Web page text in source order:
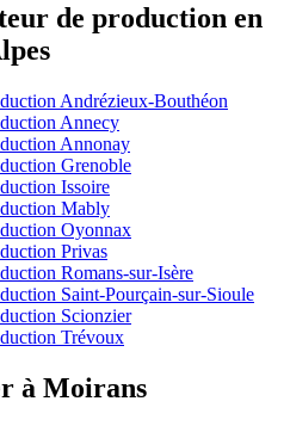
de production en
Andrézieux-Bouthéon
Annecy
Annonay
Grenoble
Issoire
Mably
Oyonnax
Privas
Romans-sur-Isère
Saint-Pourçain-sur-Sioule
Scionzier
Trévoux
à Moirans